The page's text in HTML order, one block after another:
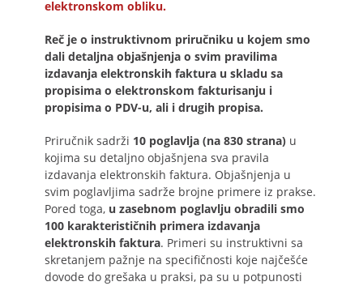
elektronskom obliku.
Reč je o instruktivnom priručniku u kojem smo
dali detaljna objašnjenja o svim pravilima
izdavanja elektronskih faktura u skladu sa
propisima o elektronskom fakturisanju i
propisima o PDV-u, ali i drugih propisa.
Priručnik sadrži 10 poglavlja (na 830 strana) u
kojima su detaljno objašnjena sva pravila
izdavanja elektronskih faktura. Objašnjenja u
svim poglavljima sadrže brojne primere iz prakse.
Pored toga, u zasebnom poglavlju obradili smo
100 karakterističnih primera izdavanja
elektronskih faktura. Primeri su instruktivni sa
skretanjem pažnje na specifičnosti koje najčešće
dovode do grešaka u praksi, pa su u potpunosti